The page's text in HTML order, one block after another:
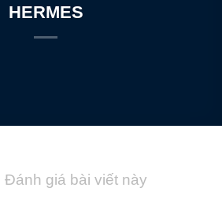
HERMES
Đánh giá bài viết này